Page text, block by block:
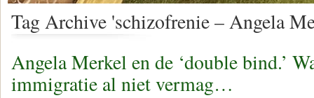
Tag Archive 'schizofrenie – Angela
Angela Merkel en de ‘double bind.’
immigratie al niet vermag…